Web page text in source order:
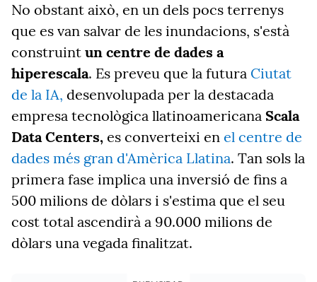
No obstant això, en un dels pocs terrenys
que es van salvar de les inundacions, s'està
construint un centre de dades a
hiperescala. Es preveu que la futura Ciutat
de la IA, desenvolupada per la destacada
empresa tecnològica llatinoamericana Scala
Data Centers, es converteixi en el centre de
dades més gran d'Amèrica Llatina. Tan sols la
primera fase implica una inversió de fins a
500 milions de dòlars i s'estima que el seu
cost total ascendirà a 90.000 milions de
dòlars una vegada finalitzat.